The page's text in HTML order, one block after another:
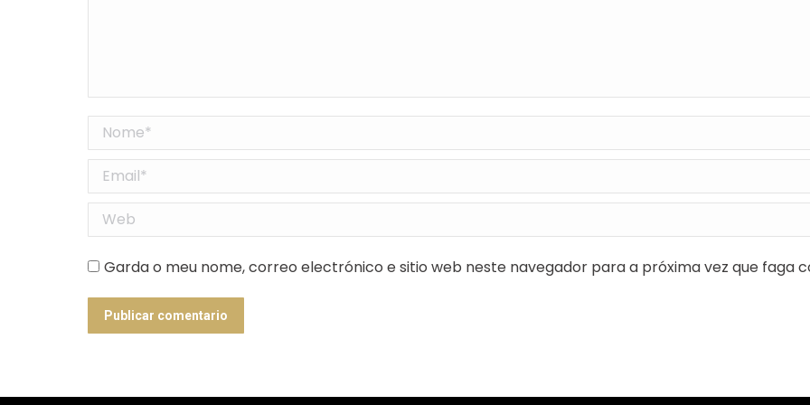
Nome *
Email *
Web
Garda o meu nome, correo electrónico e sitio web neste navegador para a próxima vez que faga
Publicar comentario